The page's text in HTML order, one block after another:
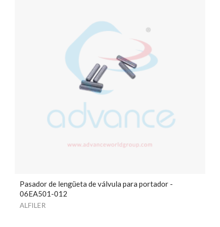
Pasador de lengüeta de válvula para portador -
06EA501-012
ALFILER